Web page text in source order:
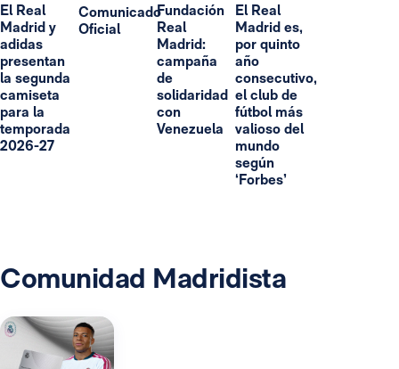
El Real
Madrid y
adidas
presentan
la segunda
camiseta
para la
temporada
2026-27
Comunicado
Oficial
Fundación
Real
Madrid:
campaña
de
solidaridad
con
Venezuela
El Real
Madrid es,
por quinto
año
consecutivo,
el club de
fútbol más
valioso del
mundo
según
‘Forbes’
Comunidad Madridista